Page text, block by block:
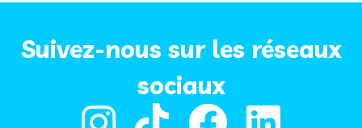
Suivez-nous sur les réseaux
sociaux